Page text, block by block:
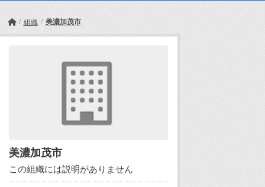
組織 美濃加茂市
美濃加茂市
この組織には説明がありません